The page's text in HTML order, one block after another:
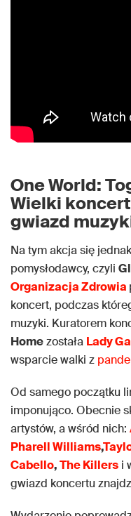
One World:
Wielki
gwiazd
Na tym akcja się
pomysłodawcy, czyli
Organizacja Zdrowia
koncert, podczas
muzyki. Kuratorem
Homezostała Lady
wsparcie walki z
Od samego początku
imponująco. Obecnie
artystów, a wśród nich:
Pharell Williams,
Cabello,The Killers i
gwiazd koncertu